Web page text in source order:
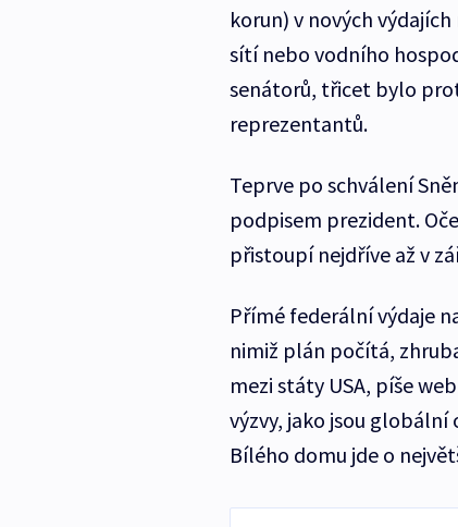
korun) v nových
sítí nebo vodního
senátorů, třicet bylo
reprezentantů.
Teprve po schválení
podpisem prezident.
přistoupí nejdříve až v
Přímé federální výdaje
nimiž plán počítá,
mezi státy USA, píše
výzvy, jako jsou
Bílého domu jde o